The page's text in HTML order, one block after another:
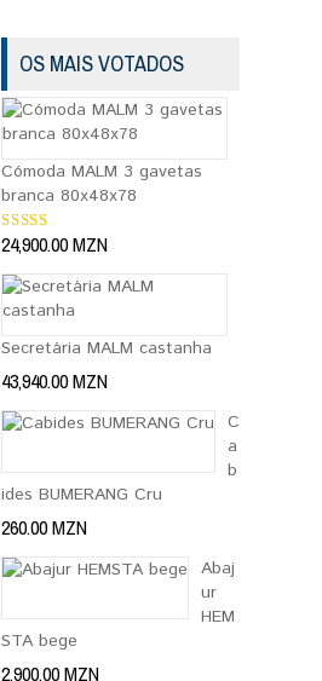
OS MAIS VOTADOS
Cómoda MALM 3 gavetas
branca 80x48x78
Avaliação
5.00
24,900.00MZN
Secretária MALM castanha
43,940.00MZN
C
a
b
ides BUMERANG Cru
260.00MZN
Abaj
ur
HEM
STA bege
2,900.00MZN